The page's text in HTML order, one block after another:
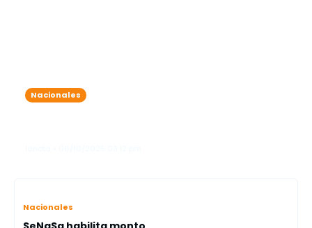
Nacionales
Nacionales